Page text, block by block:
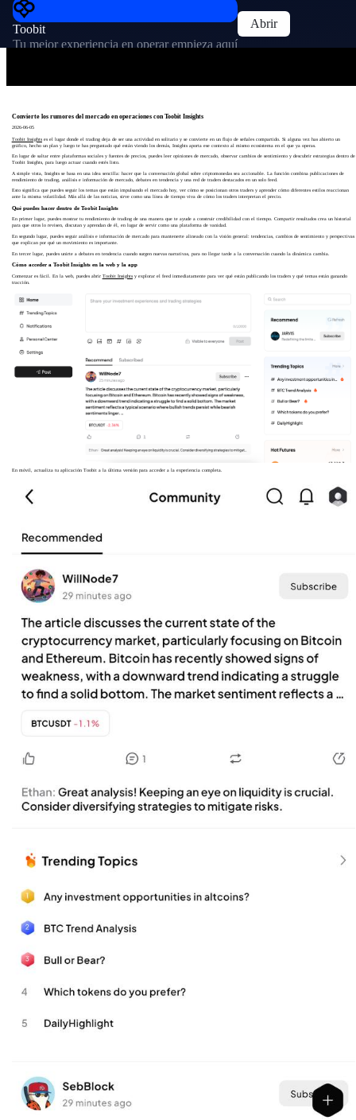
Toobit
Tu mejor experiencia en operar empieza aquí
Abrir
Convierte los rumores del mercado en operaciones con Toobit Insights
2026-06-05
Toobit Insightses el lugar donde el trading deja de ser una actividad en solitario y se convierte en un flujo de señales compartido. Si alguna vez has abierto un
gráfico, hecho un plan y luego te has preguntado qué están viendo los demás, Insights aporta ese contexto al mismo ecosistema en el que ya operas.
En lugar de saltar entre plataformas sociales y fuentes de precios, puedes leer opiniones de mercado, observar cambios de sentimiento y descubrir estrategias dentro de
Toobit Insights, para luego actuar cuando estés listo.
A simple vista, Insights se basa en una idea sencilla: hacer que la conversación global sobre criptomonedas sea accionable. La función combina publicaciones de
rendimiento de trading, análisis e información de mercado, debates en tendencia y una red de traders destacados en un solo feed.
Esto significa que puedes seguir los temas que están impulsando el mercado hoy, ver cómo se posicionan otros traders y aprender cómo diferentes estilos reaccionan
ante la misma volatilidad. Más allá de las noticias, sirve como una línea de tiempo viva de cómo los traders interpretan el precio.
Qué puedes hacer dentro de Toobit Insights
En primer lugar, puedes mostrar tu rendimiento de trading de una manera que te ayude a construir credibilidad con el tiempo. Compartir resultados crea un historial
para que otros lo revisen, discutan y aprendan de él, en lugar de servir como una plataforma de vanidad.
En segundo lugar, puedes seguir análisis e información de mercado para mantenerte alineado con la visión general: tendencias, cambios de sentimiento y perspectivas
que explican por qué un movimiento es importante.
En tercer lugar, puedes unirte a debates en tendencia cuando surgen nuevas narrativas, para no llegar tarde a la conversación cuando la dinámica cambia.
Cómo acceder a Toobit Insights en la web y la app
Comenzar es fácil. En la web, puedes abrir Toobit Insightsy explorar el feed inmediatamente para ver qué están publicando los traders y qué temas están ganando
tracción.
En móvil, actualiza tu aplicación Toobit a la última versión para acceder a la experiencia completa.